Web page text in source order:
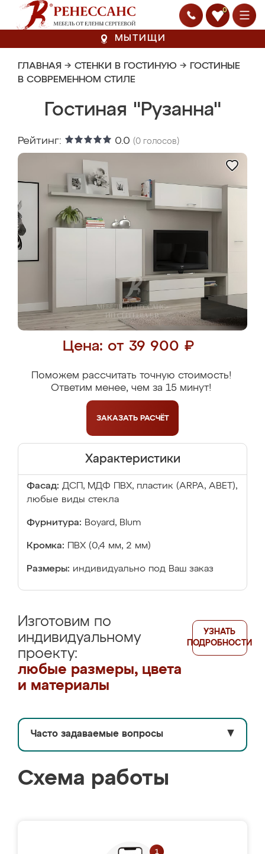
0
МЫТИЩИ
ГЛАВНАЯ → СТЕНКИ В ГОСТИНУЮ → ГОСТИНЫЕ
В СОВРЕМЕННОМ СТИЛЕ
Гостиная "Рузанна"
Рейтинг: 0.0 (0 голосов)
Цена: от 39 900 ₽
Поможем рассчитать точную стоимость!
Ответим менее, чем за 15 минут!
ЗАКАЗАТЬ РАСЧЁТ
Характеристики
Фасад: ДСП, МДФ ПВХ, пластик (ARPA, ABET),
любые виды стекла
Фурнитура: Boyard, Blum
Кромка: ПВХ (0,4 мм, 2 мм)
Размеры: индивидуально под Ваш заказ
Изготовим по
индивидуальному
проекту:
любые размеры, цвета
и материалы
УЗНАТЬ
ПОДРОБНОСТИ
Часто задаваемые вопросы ▼
Схема работы